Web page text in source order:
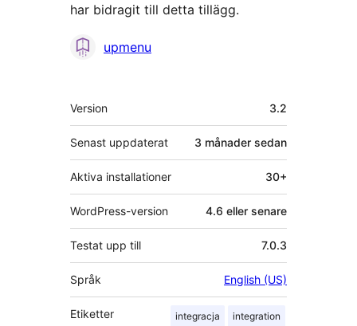
har bidragit till detta tillägg.
Bidragande
upmenu
Meta
Version 3.2
Senast uppdaterat 3 månader sedan
Aktiva installationer 30+
WordPress-version 4.6 eller senare
Testat upp till 7.0.3
Språk English (US)
Etiketter integracja integration